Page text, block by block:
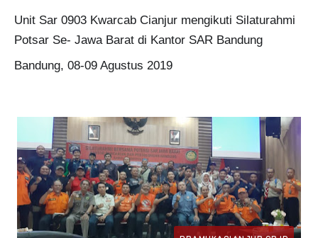
Unit Sar 0903 Kwarcab Cianjur mengikuti Silaturahmi
Potsar Se- Jawa Barat di Kantor SAR Bandung
Bandung, 08-09 Agustus 2019